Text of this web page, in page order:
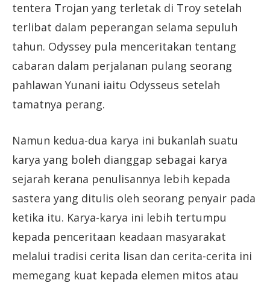
tentera Trojan yang terletak di Troy setelah
terlibat dalam peperangan selama sepuluh
tahun. Odyssey pula menceritakan tentang
cabaran dalam perjalanan pulang seorang
pahlawan Yunani iaitu Odysseus setelah
tamatnya perang.
Namun kedua-dua karya ini bukanlah suatu
karya yang boleh dianggap sebagai karya
sejarah kerana penulisannya lebih kepada
sastera yang ditulis oleh seorang penyair pada
ketika itu. Karya-karya ini lebih tertumpu
kepada penceritaan keadaan masyarakat
melalui tradisi cerita lisan dan cerita-cerita ini
memegang kuat kepada elemen mitos atau